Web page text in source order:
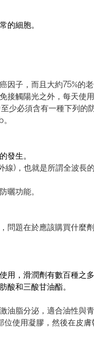
細胞。
因子，而且大約75%的
接觸陽光之外，每天使
少必須含有一種下列的
生。
)，也就是所謂全波長的
功能。
問題在於應該購買什麼
用，滑潤劑有數百種之
和三酸甘油酯。
脂分泌，適合油性與青
使用凝膠，然後在皮